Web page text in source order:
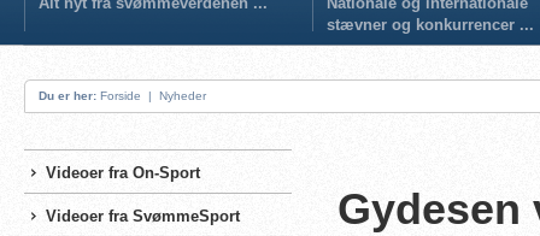
stævner og konkurrencer ...
Du er her: Forside | Nyheder
Videoer fra On-Sport
Videoer fra SvømmeSport
Gydesen